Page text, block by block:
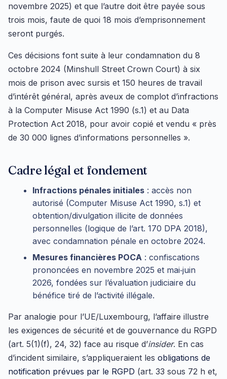
novembre 2025) et que l’autre doit être payée sous
trois mois, faute de quoi 18 mois d’emprisonnement
seront purgés.
Ces décisions font suite à leur condamnation du 8
octobre 2024 (Minshull Street Crown Court) à six
mois de prison avec sursis et 150 heures de travail
d’intérêt général, après aveux de complot d’infractions
à la Computer Misuse Act 1990 (s.1) et au Data
Protection Act 2018, pour avoir copié et vendu « près
de 30 000 lignes d’informations personnelles ».
Cadre légal et fondement
Infractions pénales initiales : accès non
autorisé (Computer Misuse Act 1990, s.1) et
obtention/divulgation illicite de données
personnelles (logique de l’art. 170 DPA 2018),
avec condamnation pénale en octobre 2024.
Mesures financières POCA : confiscations
prononcées en novembre 2025 et mai‑juin
2026, fondées sur l’évaluation judiciaire du
bénéfice tiré de l’activité illégale.
Par analogie pour l’UE/Luxembourg, l’affaire illustre
les exigences de sécurité et de gouvernance du RGPD
(art. 5(1)(f), 24, 32) face au risque d’insider. En cas
d’incident similaire, s’appliqueraient les obligations de
notification prévues par le RGPD (art. 33 sous 72 h et,